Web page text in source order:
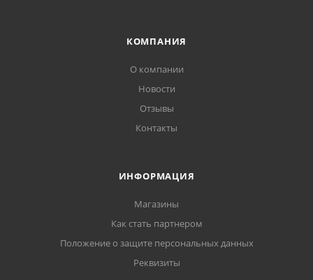
КОМПАНИЯ
О компании
Новости
Отзывы
Контакты
ИНФОРМАЦИЯ
Магазины
Как стать партнером
Положение о защите персональных данных
Реквизиты